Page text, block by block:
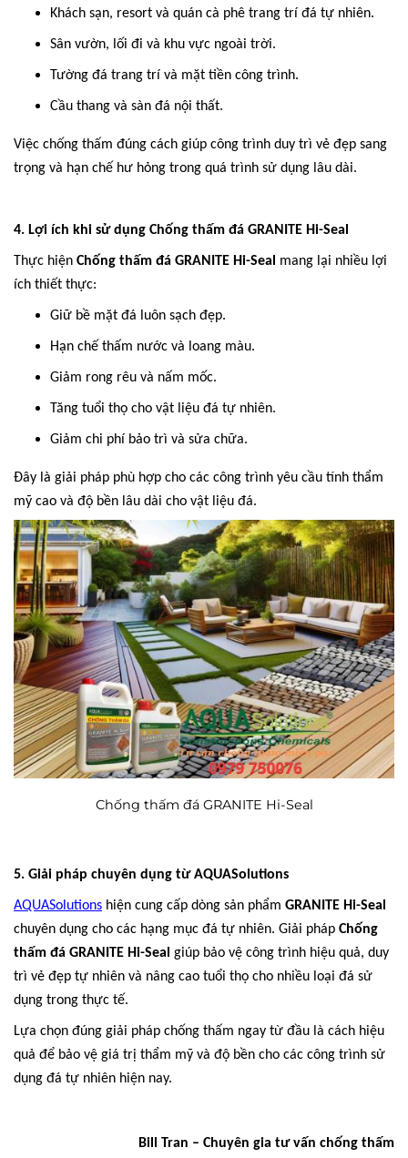
Khách sạn, resort và quán cà phê trang trí đá tự nhiên.
Sân vườn, lối đi và khu vực ngoài trời.
Tường đá trang trí và mặt tiền công trình.
Cầu thang và sàn đá nội thất.
Việc chống thấm đúng cách giúp công trình duy trì vẻ đẹp sang
trọng và hạn chế hư hỏng trong quá trình sử dụng lâu dài.
4. Lợi ích khi sử dụng Chống thấm đá GRANITE Hi-Seal
Thực hiện Chống thấm đá GRANITE Hi-Seal mang lại nhiều lợi
ích thiết thực:
Giữ bề mặt đá luôn sạch đẹp.
Hạn chế thấm nước và loang màu.
Giảm rong rêu và nấm mốc.
Tăng tuổi thọ cho vật liệu đá tự nhiên.
Giảm chi phí bảo trì và sửa chữa.
Đây là giải pháp phù hợp cho các công trình yêu cầu tính thẩm
mỹ cao và độ bền lâu dài cho vật liệu đá.
Chống thấm đá GRANITE Hi-Seal
5. Giải pháp chuyên dụng từ AQUASolutions
AQUASolutions hiện cung cấp dòng sản phẩm GRANITE Hi-Seal
chuyên dụng cho các hạng mục đá tự nhiên. Giải pháp Chống
thấm đá GRANITE Hi-Seal giúp bảo vệ công trình hiệu quả, duy
trì vẻ đẹp tự nhiên và nâng cao tuổi thọ cho nhiều loại đá sử
dụng trong thực tế.
Lựa chọn đúng giải pháp chống thấm ngay từ đầu là cách hiệu
quả để bảo vệ giá trị thẩm mỹ và độ bền cho các công trình sử
dụng đá tự nhiên hiện nay.
Bill Tran – Chuyên gia tư vấn chống thấm